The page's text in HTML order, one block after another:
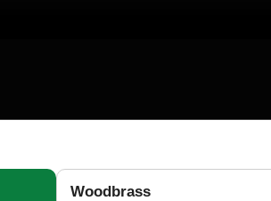
Woodbrass